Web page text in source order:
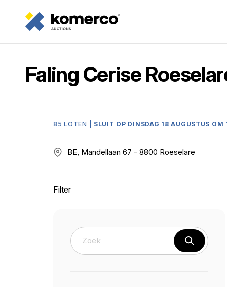
Faling Cerise
85 LOTEN | SLUIT OP DINSDAG 18 AUGUSTUS OM
BE, Mandellaan 67 - 8800 Roeselare
Filter